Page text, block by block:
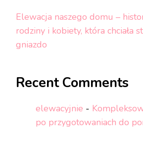
Elewacja naszego domu –
rodziny i kobiety, która chciała
gniazdo
Recent Comments
elewacyjnie -
po przygotowaniach do